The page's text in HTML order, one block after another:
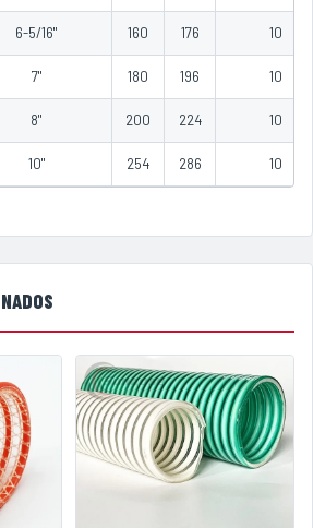
6-5/16" 160 176 10
7" 180 196 10
8" 200 224 10
10" 254 286 10